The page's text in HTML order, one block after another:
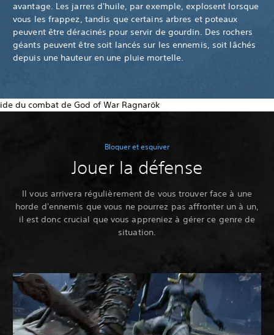
avantage. Les jarres d'huile, par exemple, explosent lorsque
vous les frappez, tandis que certains arbres et poteaux
peuvent être déracinés pour servir de gourdin. Des rochers
géants peuvent être soit lancés sur les ennemis, soit lâchés
depuis une hauteur en une pluie mortelle.
Bloquer et esquiver
Jouer la défense
Il vous arrivera régulièrement de vous trouver face à une
horde d'ennemis que vous ne pourrez pas affronter un à un,
il est donc crucial que vous appreniez à gérer ce genre de
situation.